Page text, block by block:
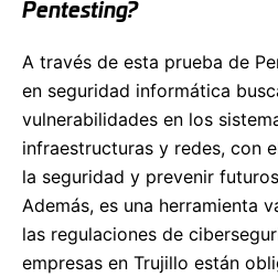
Pentesting?
A través de esta prueba de
en seguridad informática
vulnerabilidades en los
infraestructuras y redes, con
la seguridad y prevenir
Además, es una herramienta
las regulaciones de
empresas en Trujillo están